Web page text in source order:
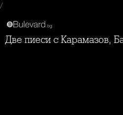
/
Две пиеси с Карамазов,